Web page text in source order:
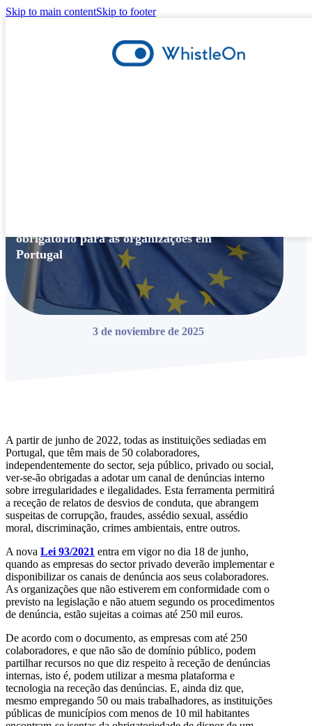
Skip to main contentSkip to footer
obrigatório para as organizações em
Portugal
3 de noviembre de 2025
A partir de junho de 2022, todas as instituições sediadas em
Portugal, que têm mais de 50 colaboradores,
independentemente do sector, seja público, privado ou social,
ver-se-ão obrigadas a adotar um canal de denúncias interno
sobre irregularidades e ilegalidades. Esta ferramenta permitirá
a receção de relatos de desvios de conduta, que abrangem
suspeitas de corrupção, fraudes, assédio sexual, assédio
moral, discriminação, crimes ambientais, entre outros.
A nova Lei 93/2021 entra em vigor no dia 18 de junho,
quando as empresas do sector privado deverão implementar e
disponibilizar os canais de denúncia aos seus colaboradores.
As organizações que não estiverem em conformidade com o
previsto na legislação e não atuem segundo os procedimentos
de denúncia, estão sujeitas a coimas até 250 mil euros.
De acordo com o documento, as empresas com até 250
colaboradores, e que não são de domínio público, podem
partilhar recursos no que diz respeito à receção de denúncias
internas, isto é, podem utilizar a mesma plataforma e
tecnologia na receção das denúncias. E, ainda diz que,
mesmo empregando 50 ou mais trabalhadores, as instituições
públicas de municípios com menos de 10 mil habitantes